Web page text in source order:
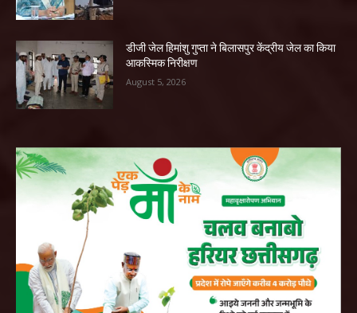
डीजी जेल हिमांशु गुप्ता ने बिलासपुर केंद्रीय जेल का किया
आकस्मिक निरीक्षण
August 5, 2026